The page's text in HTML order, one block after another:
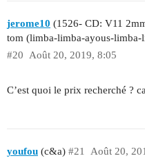
jerome10 (1526- CD: V11
tom (limba-limba-ayous-limba-
Août 20, 2019, 8:05
#20
C’est quoi le prix recherché ?
youfou (c&a) Août 20,
#21